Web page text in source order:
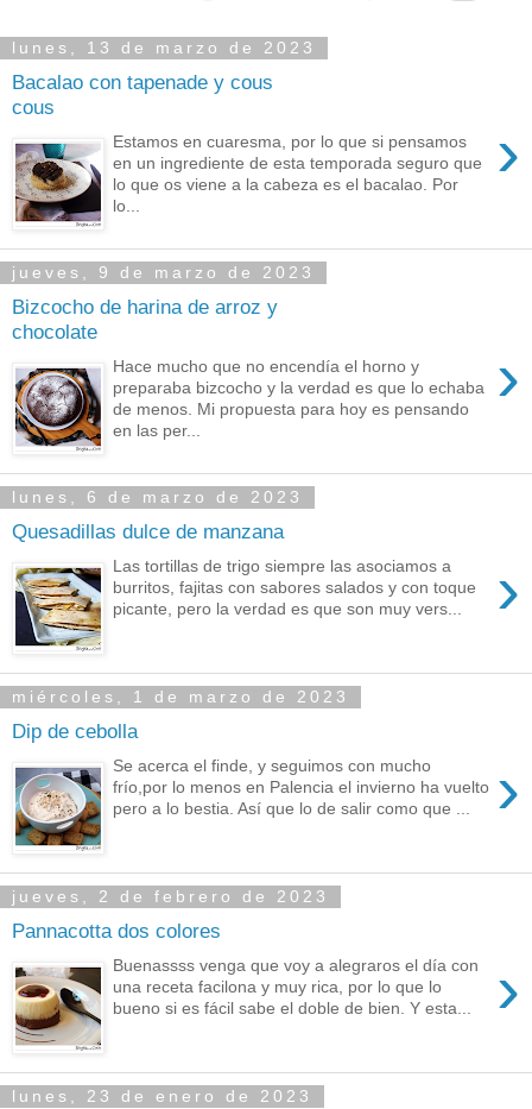
lunes, 13 de marzo de 2023
Bacalao con tapenade y cous
cous
›
Estamos en cuaresma, por lo que si pensamos
en un ingrediente de esta temporada seguro que
lo que os viene a la cabeza es el bacalao. Por
lo...
jueves, 9 de marzo de 2023
Bizcocho de harina de arroz y
chocolate
›
Hace mucho que no encendía el horno y
preparaba bizcocho y la verdad es que lo echaba
de menos. Mi propuesta para hoy es pensando
en las per...
lunes, 6 de marzo de 2023
Quesadillas dulce de manzana
›
Las tortillas de trigo siempre las asociamos a
burritos, fajitas con sabores salados y con toque
picante, pero la verdad es que son muy vers...
miércoles, 1 de marzo de 2023
Dip de cebolla
›
Se acerca el finde, y seguimos con mucho
frío,por lo menos en Palencia el invierno ha vuelto
pero a lo bestia. Así que lo de salir como que ...
jueves, 2 de febrero de 2023
Pannacotta dos colores
›
Buenassss venga que voy a alegraros el día con
una receta facilona y muy rica, por lo que lo
bueno si es fácil sabe el doble de bien. Y esta...
lunes, 23 de enero de 2023